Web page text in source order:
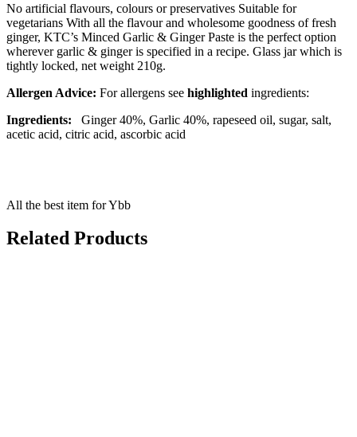
No artificial flavours, colours or preservatives Suitable for
vegetarians With all the flavour and wholesome goodness of fresh
ginger, KTC’s Minced Garlic & Ginger Paste is the perfect option
wherever garlic & ginger is specified in a recipe. Glass jar which is
tightly locked, net weight 210g.
Allergen Advice: For allergens see highlighted ingredients:
Ingredients: Ginger 40%, Garlic 40%, rapeseed oil, sugar, salt,
acetic acid, citric acid, ascorbic acid
All the best item for Ybb
Related Products